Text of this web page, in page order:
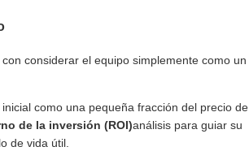
considerar el equipo simplemente como un
como una pequeña fracción del precio de
de la inversión (ROI)análisis para guiar su
de vida útil.